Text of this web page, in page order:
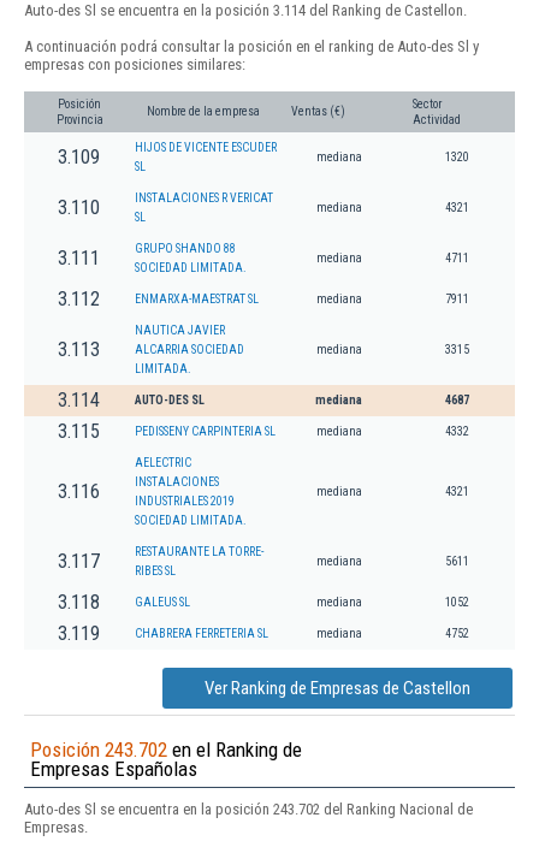
Auto-des Sl se encuentra en la posición 3.114 del Ranking de Castellon.
A continuación podrá consultar la posición en el ranking de Auto-des Sl y
empresas con posiciones similares:
Posición
Provincia
Nombre de la empresa Ventas (€)
Sector
Actividad
3.109
HIJOS DE VICENTE ESCUDER
SL
mediana 1320
3.110
INSTALACIONES R VERICAT
SL
mediana 4321
3.111
GRUPO SHANDO 88
SOCIEDAD LIMITADA.
mediana 4711
3.112 ENMARXA-MAESTRAT SL mediana 7911
3.113
NAUTICA JAVIER
ALCARRIA SOCIEDAD
LIMITADA.
mediana 3315
3.114 AUTO-DES SL mediana 4687
3.115 PEDISSENY CARPINTERIA SL mediana 4332
3.116
AELECTRIC
INSTALACIONES
INDUSTRIALES 2019
SOCIEDAD LIMITADA.
mediana 4321
3.117
RESTAURANTE LA TORRE-
RIBES SL
mediana 5611
3.118 GALEUS SL mediana 1052
3.119 CHABRERA FERRETERIA SL mediana 4752
Ver Ranking de Empresas de Castellon
Posición 243.702 en el Ranking de
Empresas Españolas
Auto-des Sl se encuentra en la posición 243.702 del Ranking Nacional de
Empresas.